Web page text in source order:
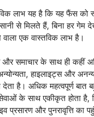
लाभ यह है कि यह फैंस को
से मिलते हैं, बिना हर गेम
एक वास्तविक लाभ है।
समाचार के साथ ही कहीं
हाइलाइट्स और अनन्य
है। अधिक महत्वपूर्ण बात
के साथ एकीकृत होता है,
प्रसारण और पुनरावृत्ति का